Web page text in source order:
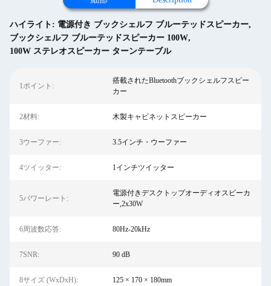
ハイライト: 電源付き ブックシェルフ ブルーテッドスピーカー,
ブックシェルフ ブルーテッドスピーカー 100W,
100W ステレオスピーカー ターンテーブル
1ポイント:
搭載されたBluetoothブックシェルフスピー
カー
2材料: 木製キャビネットスピーカー
3ウーファー: 3.5インチ・ウーファー
4ツイッター: 1インチツイッター
5パワーレート:
電源付きデスクトップオーディオスピーカ
ー,2x30W
6周波数応答: 80Hz-20kHz
7SNR: 90 dB
8サイズ (WxDxH): 125 × 170 × 180mm